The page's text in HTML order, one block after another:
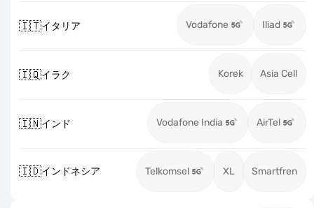
🇮🇹イタリア Vodafone Iliad
🇮🇶イラク Korek Asia Cell
🇮🇳インド Vodafone India AirTel
🇮🇩インドネシア Telkomsel XL Smartfren